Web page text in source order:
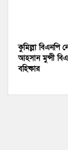
কুমিল্লা বিএনপি
আহসান মুন্সী
বহিষ্কার